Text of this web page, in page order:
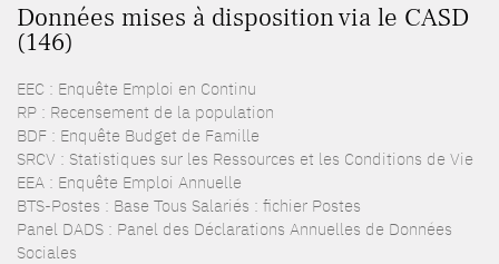
Données mises à disposition via le CASD
(146)
EEC : Enquête Emploi en Continu
RP : Recensement de la population
BDF : Enquête Budget de Famille
SRCV : Statistiques sur les Ressources et les Conditions de Vie
EEA : Enquête Emploi Annuelle
BTS-Postes : Base Tous Salariés : fichier Postes
Panel DADS : Panel des Déclarations Annuelles de Données
Sociales